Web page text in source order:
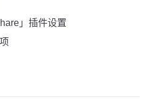
」插件设置